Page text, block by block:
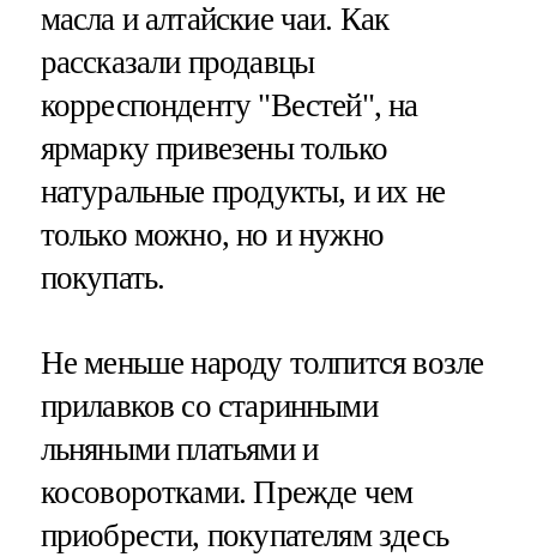
масла и алтайские чаи. Как
рассказали продавцы
корреспонденту "Вестей", на
ярмарку привезены только
натуральные продукты, и их не
только можно, но и нужно
покупать.
Не меньше народу толпится возле
прилавков со старинными
льняными платьями и
косоворотками. Прежде чем
приобрести, покупателям здесь